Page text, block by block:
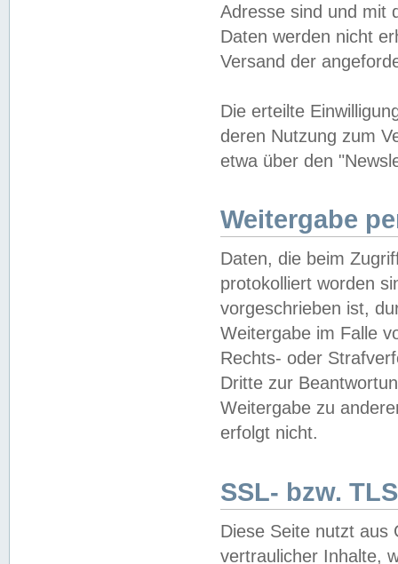
Adresse sind und mit
Daten werden nicht
Versand der
Die erteilte
deren Nutzung zum
etwa über den
Weitergabe
Daten, die beim
protokolliert worden
vorgeschrieben ist,
Weitergabe im Falle
Rechts- oder
Dritte zur
Weitergabe zu
erfolgt nicht.
SSL- bzw.
Diese Seite nutzt aus
vertraulicher Inhalte,